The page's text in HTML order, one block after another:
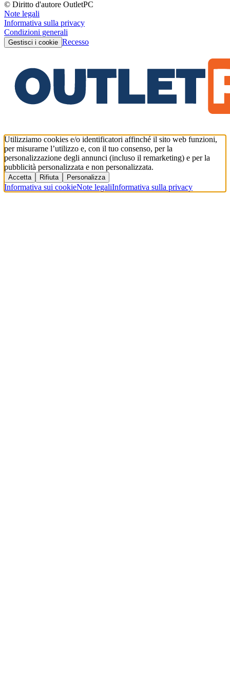
© Diritto d'autore OutletPC
Note legali
Informativa sulla privacy
Condizioni generali
Gestisci i cookie Recesso
Utilizziamo cookies e/o identificatori affinché il sito web funzioni,
per misurarne l’utilizzo e, con il tuo consenso, per la
personalizzazione degli annunci (incluso il remarketing) e per la
pubblicità personalizzata e non personalizzata.
Accetta Rifiuta Personalizza
Informativa sui cookieNote legaliInformativa sulla privacy